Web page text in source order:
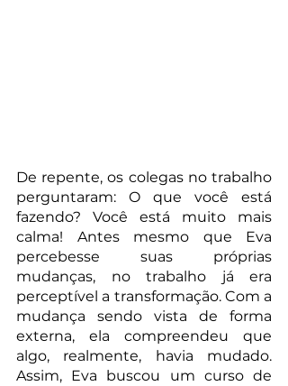
De repente, os colegas no trabalho
perguntaram: O que você está
fazendo? Você está muito mais
calma! Antes mesmo que Eva
percebesse suas próprias
mudanças, no trabalho já era
perceptível a transformação. Com a
mudança sendo vista de forma
externa, ela compreendeu que
algo, realmente, havia mudado.
Assim, Eva buscou um curso de